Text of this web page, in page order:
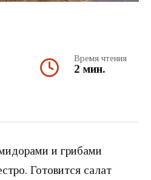
Время чтения
2 мин.
и грибами
Готовится салат